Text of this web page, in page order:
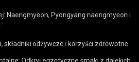
Naengmyeon, Pyongyang naengmyeon i
składniki odżywcze i korzyści zdrowotne